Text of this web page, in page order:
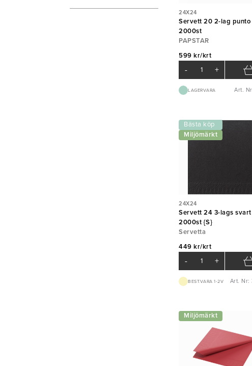
24X24
Servett 20 2-lag
2000st
PAPSTAR
599 kr/krt
- +
LAGERVARA Art.
Bästa köp
Miljömärkt
24X24
Servett 24 3-lags svart
2000st {S}
Servetta
449 kr/krt
- +
BEST.VARA 1-2V Art. Nr:
Miljömärkt